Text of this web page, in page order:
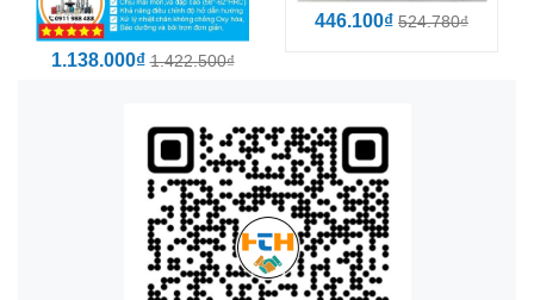
1.138.000₫1.422.500₫
446.100₫ 524.780₫